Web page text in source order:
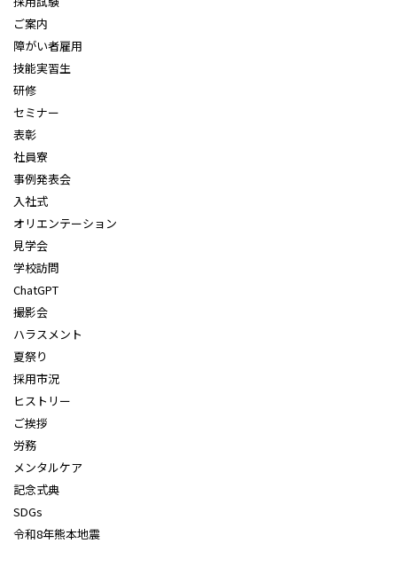
ご案内
障がい者雇用
技能実習生
研修
セミナー
表彰
社員寮
事例発表会
入社式
オリエンテーション
見学会
学校訪問
ChatGPT
撮影会
ハラスメント
夏祭り
採用市況
ヒストリー
ご挨拶
労務
メンタルケア
記念式典
SDGs
令和8年熊本地震